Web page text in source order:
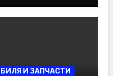
И ЗАПЧАСТИ